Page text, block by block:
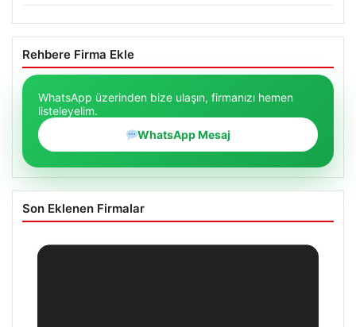
Rehbere Firma Ekle
WhatsApp üzerinden bize ulaşın, firmanızı hemen
listeleyelim.
WhatsApp Mesaj
Son Eklenen Firmalar